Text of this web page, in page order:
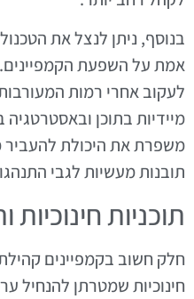
בנוסף, ניתן לנצל את
אמת על השפעת הקמפיינים.
לעקוב אחרי רמות
מיידיות בתוכן
משפרת את היכולת
תובנות מעשיות לגבי
תוכניות
חלק חשוב בקמפיינים
חינוכיות שמטרתן להנחיל